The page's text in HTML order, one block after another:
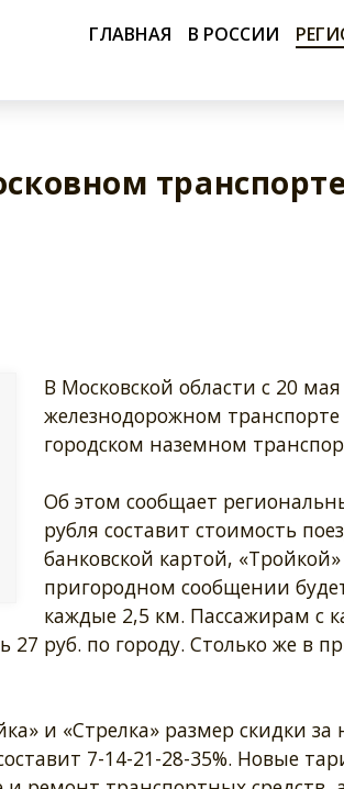
ГЛАВНАЯ В РОССИИ
В Московской области с 20
железнодорожном
городском наземном
Об этом сообщает
рубля составит стоимость
банковской картой,
пригородном сообщении
каждые 2,5 км. Пассажирам с
27 руб. по городу. Столько же в
и «Стрелка» размер скидки
7-14-21-28-35%. Новые